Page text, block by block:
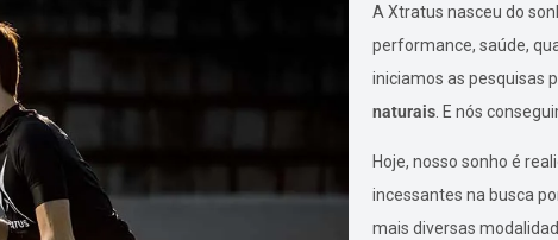
A Xtratus nasceu do
performance, saúde,
iniciamos as pesquisas
naturais . E nós
Hoje, nosso sonho é
incessantes na busca
mais diversas